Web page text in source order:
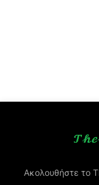
Ακολουθήστε το